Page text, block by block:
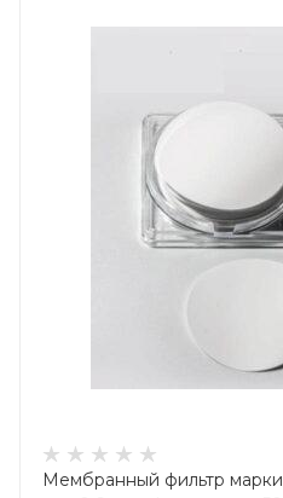
Мембранный фильтр